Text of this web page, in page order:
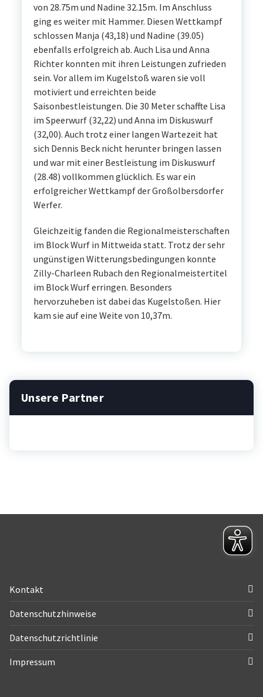
von 28.75m und Nadine 32.15m. Im Anschluss
ging es weiter mit Hammer. Diesen Wettkampf
schlossen Manja (43,18) und Nadine (39.05)
ebenfalls erfolgreich ab. Auch Lisa und Anna
Richter konnten mit ihren Leistungen zufrieden
sein. Vor allem im Kugelstoß waren sie voll
motiviert und erreichten beide
Saisonbestleistungen. Die 30 Meter schaffte Lisa
im Speerwurf (32,22) und Anna im Diskuswurf
(32,00). Auch trotz einer langen Wartezeit hat
sich Dennis Beck nicht herunter bringen lassen
und war mit einer Bestleistung im Diskuswurf
(28.48) vollkommen glücklich. Es war ein
erfolgreicher Wettkampf der Großolbersdorfer
Werfer.
Gleichzeitig fanden die Regionalmeisterschaften
im Block Wurf in Mittweida statt. Trotz der sehr
ungünstigen Witterungsbedingungen konnte
Zilly-Charleen Rubach den Regionalmeistertitel
im Block Wurf erringen. Besonders
hervorzuheben ist dabei das Kugelstoßen. Hier
kam sie auf eine Weite von 10,37m.
Unsere Partner
Kontakt
Datenschutzhinweise
Datenschutzrichtlinie
Impressum